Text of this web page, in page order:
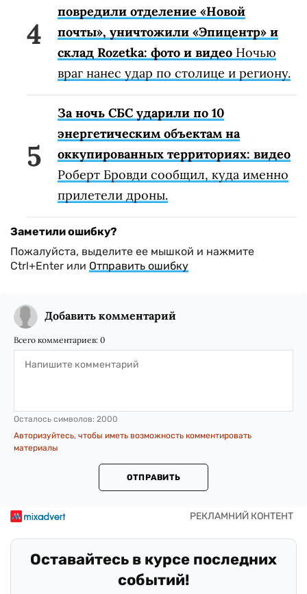
повредили отделение «Новой
почты», уничтожили «Эпицентр» и
склад Rozetka: фото и видео Ночью
враг нанес удар по столице и региону.
За ночь СБС ударили по 10
энергетическим объектам на
оккупированных территориях: видео
Роберт Бровди сообщил, куда именно
прилетели дроны.
Заметили ошибку?
Пожалуйста, выделите ее мышкой и нажмите
Ctrl+Enter или Отправить ошибку
Добавить комментарий
Всего комментариев: 0
Осталось символов: 2000
Авторизуйтесь, чтобы иметь возможность комментировать
материалы
ОТПРАВИТЬ
Оставайтесь в курсе последних
событий!